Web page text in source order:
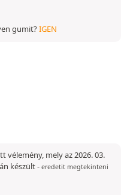
gumit?IGEN
vélemény, mely az 2026. 03.
készült- eredetit megtekinteni